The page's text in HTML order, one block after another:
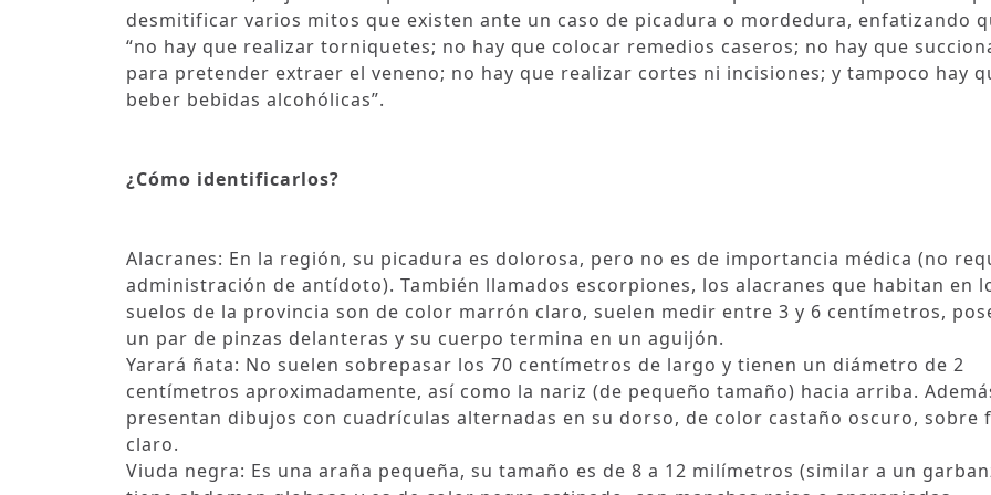
desmitificar varios mitos que existen ante un caso de picadura o mordedura, enfatizando
“no hay que realizar torniquetes; no hay que colocar remedios caseros; no hay que
para pretender extraer el veneno; no hay que realizar cortes ni incisiones; y tampoco hay
beber bebidas alcohólicas”.
¿Cómo identificarlos?
Alacranes: En la región, su picadura es dolorosa, pero no es de importancia médica (no
administración de antídoto). También llamados escorpiones, los alacranes que habitan en
suelos de la provincia son de color marrón claro, suelen medir entre 3 y 6 centímetros,
un par de pinzas delanteras y su cuerpo termina en un aguijón.
Yarará ñata: No suelen sobrepasar los 70 centímetros de largo y tienen un diámetro de 2
centímetros aproximadamente, así como la nariz (de pequeño tamaño) hacia arriba.
presentan dibujos con cuadrículas alternadas en su dorso, de color castaño oscuro, sobre
claro.
Viuda negra: Es una araña pequeña, su tamaño es de 8 a 12 milímetros (similar a un